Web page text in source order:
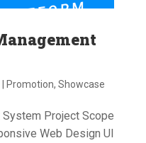
Promotion, Showcase
System Project Scope
Web Design UI